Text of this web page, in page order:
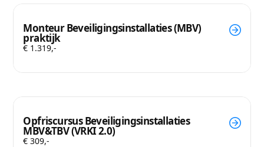
Monteur Beveiligingsinstallaties (MBV)
praktijk
€ 1.319,-
Opfriscursus Beveiligingsinstallaties
MBV&TBV (VRKI 2.0)
€ 309,-